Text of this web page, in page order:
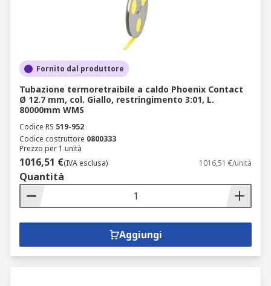
Fornito dal produttore
Tubazione termoretraibile a caldo Phoenix Contact
Ø 12.7 mm, col. Giallo, restringimento 3:01, L.
80000mm WMS
Codice RS 519-952
Codice costruttore 0800333
Prezzo per 1 unità
1016,51 €(IVA esclusa) 1016,51 €/unità
Quantità
Aggiungi